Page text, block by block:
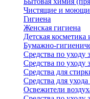
Чистящие и
Гигиена
Женская гигиена
Детская косметика
Бумажно-
Средства по уходу
Средства по уходу
Средства для
Средства для
Освежители